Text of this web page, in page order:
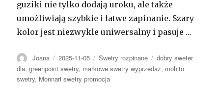
guziki nie tylko dodają uroku, ale także
umożliwiają szybkie i łatwe zapinanie. Szary
kolor jest niezwykle uniwersalny i pasuje …
Autor
Joana Opublikowano
2025-11-05 Kategorie
Swetry rozpinane Tagi
dobry sweter
dla,greenpoint swetry, markowe swetry wyprzedaż, mohito
swetry, Monnari swetry promocja